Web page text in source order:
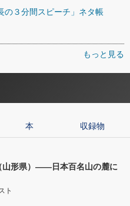
の３分間スピーチ」ネタ帳
もっと見る
本 収録物
形県）――日本百名山の麓に
ト